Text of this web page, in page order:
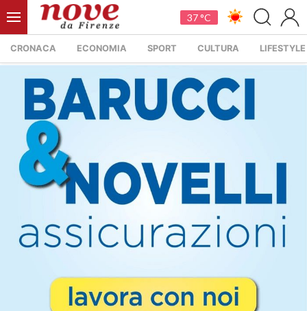
37 °C
CRONACA ECONOMIA SPORT CULTURA LIFESTYLE